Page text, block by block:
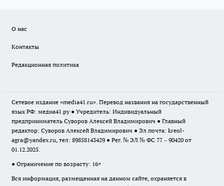
О нас
Контакты
Редакционная политика
Сетевое издание «media41.ru». Перевод названия на государственный
язык РФ: медиа41.ру ● Учредитель: Индивидуальный
предприниматель Суворов Алексей Владимирович ● Главный
редактор: Суворов Алексей Владимирович ● Эл.почта: kreol-
agra@yandex.ru, тел: 89858143429 ● Рег. № ЭЛ № ФС 77 – 90420 от
01.12.2025.
● Ограничение по возрасту: 16+
Вся информация, размещенная на данном сайте, охраняется в